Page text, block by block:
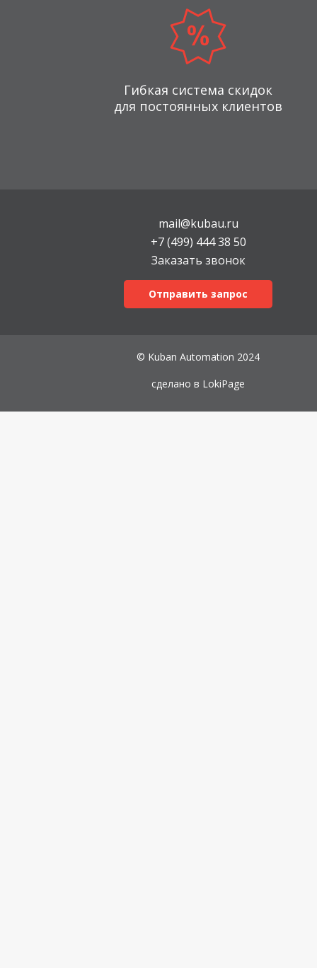
Гибкая система скидок
для постоянных клиентов
mail@kubau.ru
+7 (499) 444 38 50
Заказать звонок
Отправить запрос
© Kuban Automation 2024
сделано в LokiPage